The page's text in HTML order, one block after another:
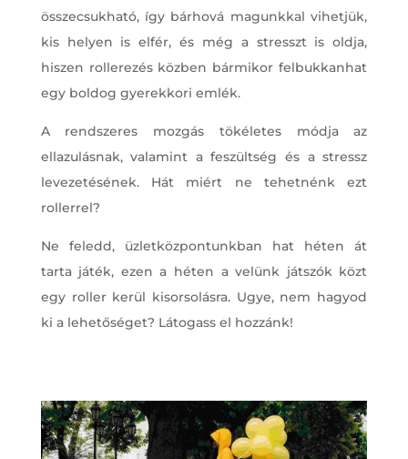
összecsukható, így bárhová magunkkal vihetjük,
kis helyen is elfér, és még a stresszt is oldja,
hiszen rollerezés közben bármikor felbukkanhat
egy boldog gyerekkori emlék.
A rendszeres mozgás tökéletes módja az
ellazulásnak, valamint a feszültség és a stressz
levezetésének. Hát miért ne tehetnénk ezt
rollerrel?
Ne feledd, üzletközpontunkban hat héten át
tarta játék, ezen a héten a velünk játszók közt
egy roller kerül kisorsolásra. Ugye, nem hagyod
ki a lehetőséget? Látogass el hozzánk!